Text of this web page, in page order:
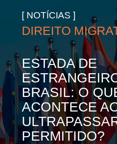
[ NOTÍCIAS ]
DIREITO
ESTADA DE
BRASIL: O
ACONTECE
PERMITIDO?